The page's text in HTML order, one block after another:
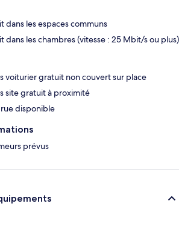
dans les espaces communs
dans les chambres (vitesse : 25 Mbit/s ou plus)
voiturier gratuit non couvert sur place
site gratuit à proximité
disponible
prévus